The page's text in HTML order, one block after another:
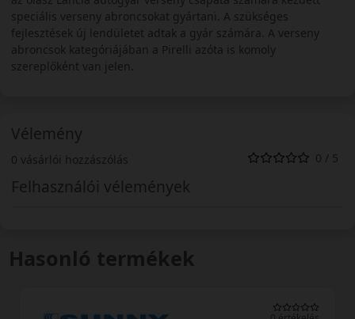
speciális verseny abroncsokat gyártani. A szükséges
fejlesztések új lendületet adtak a gyár számára. A verseny
abroncsok kategóriájában a Pirelli azóta is komoly
szereplőként van jelen.
Vélemény
0 vásárlói hozzászólás 0 / 5
Felhasználói vélemények
Hasonló termékek